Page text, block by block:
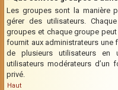
Les groupes sont la manière
gérer des utilisateurs.
groupes et chaque groupe
fournit aux administrateurs
de plusieurs utilisateurs en
utilisateurs modérateurs
privé.
Haut